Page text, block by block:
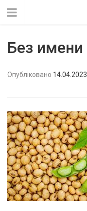
Без имени
Опубліковано 14.04.2023